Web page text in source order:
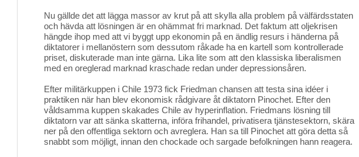
Nu gällde det att lägga massor av krut på att skylla alla problem på välfärdsstaten
och hävda att lösningen är en ohämmat fri marknad. Det faktum att oljekrisen
hängde ihop med att vi byggt upp ekonomin på en ändlig resurs i händerna på
diktatorer i mellanöstern som dessutom råkade ha en kartell som kontrollerade
priset, diskuterade man inte gärna. Lika lite som att den klassiska liberalismen
med en oreglerad marknad kraschade redan under depressionsåren.
Efter militärkuppen i Chile 1973 fick Friedman chansen att testa sina idéer i
praktiken när han blev ekonomisk rådgivare åt diktatorn Pinochet. Efter den
våldsamma kuppen skakades Chile av hyperinflation. Friedmans lösning till
diktatorn var att sänka skatterna, införa frihandel, privatisera tjänstesektorn, skära
ner på den offentliga sektorn och avreglera. Han sa till Pinochet att göra detta så
snabbt som möjligt, innan den chockade och sargade befolkningen hann reagera.